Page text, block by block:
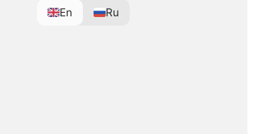
En Ru